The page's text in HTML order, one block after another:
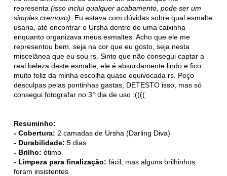
representa(isso inclui qualquer acabamento, pode ser um
simples cremoso).
Eu estava com dúvidas sobre qual esmalte
usaria, até encontrar o Ursha dentro de uma caixinha
enquanto organizava meus esmaltes. Acho que ele me
representou bem, seja na cor que eu gosto, seja nesta
miscelânea que eu sou rs. Sinto que não consegui captar a
real beleza deste esmalte, ele é absurdamente lindo e fico
muito feliz da minha escolha quase equivocada rs. Peço
desculpas pelas pontinhas gastas, DETESTO isso, mas só
consegui fotografar no 3° dia de uso :((((
Resuminho:
- Cobertura: 2 camadas de Ursha (Darling Diva)
- Durabilidade: 5 dias
- Brilho: ótimo
- Limpeza para finalização:fácil, mas alguns brilhinhos
foram insistentes